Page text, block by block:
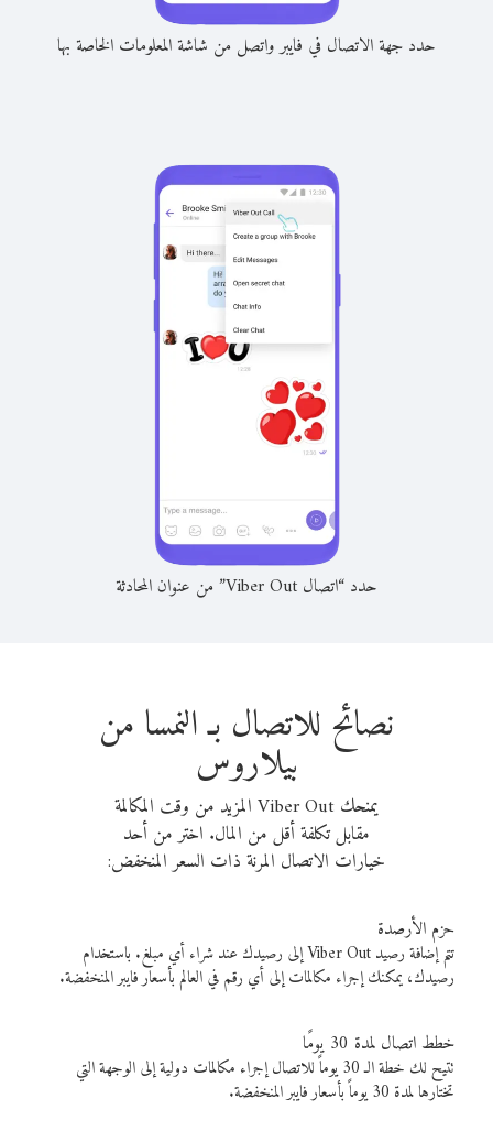
حدد جهة الاتصال في فايبر واتصل من شاشة المعلومات الخاصة بها
حدد “اتصال Viber Out” من عنوان المحادثة
نصائح للاتصال بـ النمسا من
بيلاروس
يمنحك Viber Out المزيد من وقت المكالمة
مقابل تكلفة أقل من المال. اختر من أحد
خيارات الاتصال المرنة ذات السعر المنخفض:
حزم الأرصدة
تتم إضافة رصيد Viber Out إلى رصيدك عند شراء أي مبلغ. باستخدام
رصيدك، يمكنك إجراء مكالمات إلى أي رقم في العالم بأسعار فايبر المنخفضة.
خطط اتصال لمدة 30 يومًا
تتيح لك خطة الـ 30 يوماً للاتصال إجراء مكالمات دولية إلى الوجهة التي
تختارها لمدة 30 يوماً بأسعار فايبر المنخفضة.